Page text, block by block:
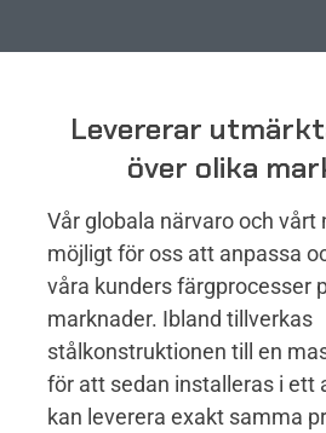
Levererar
över olika
Vår globala närvaro och vårt
möjligt för oss att anpassa
våra kunders färgprocesser
marknader. Ibland tillverkas
stålkonstruktionen till en
för att sedan installeras i ett
kan leverera exakt samma